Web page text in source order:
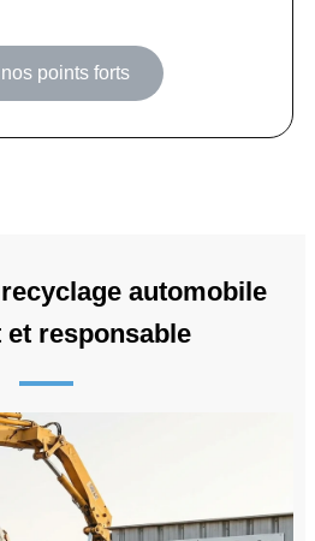
points forts
automobile
responsable